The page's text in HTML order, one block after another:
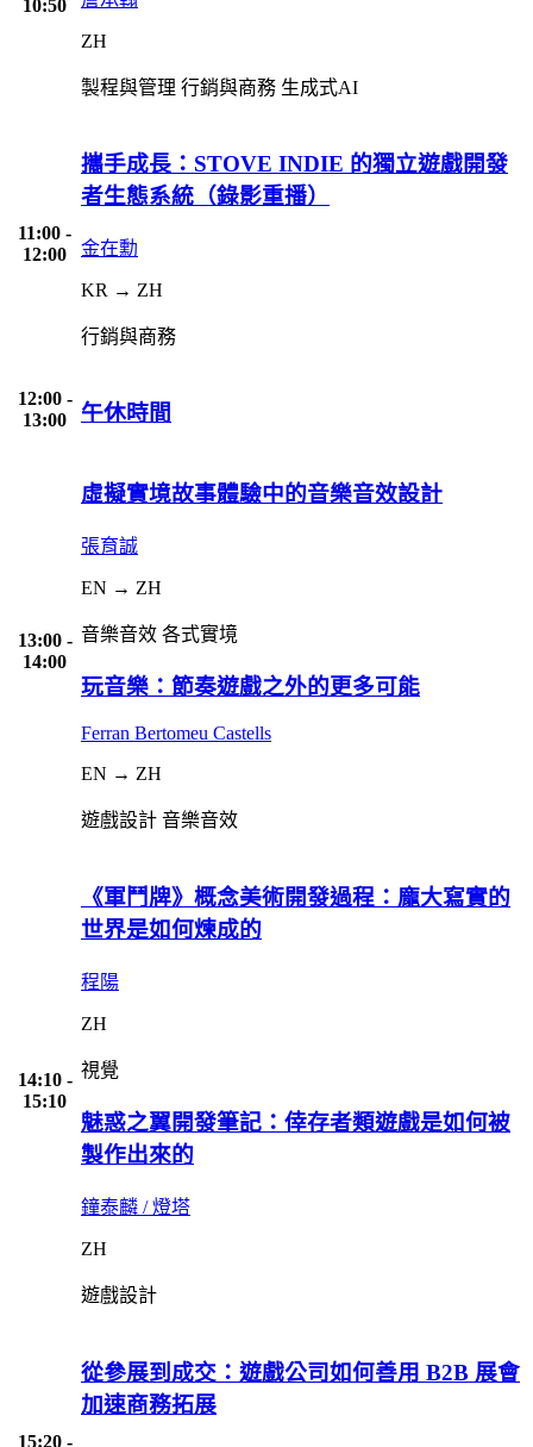
10:50
ZH
製程與管理 行銷與商務 生成式AI
11:00 -
12:00
攜手成長：STOVE INDIE 的獨立遊戲開發
者生態系統（錄影重播）
金在勳
KR → ZH
行銷與商務
12:00 -
13:00
午休時間
13:00 -
14:00
虛擬實境故事體驗中的音樂音效設計
張育誠
EN → ZH
音樂音效 各式實境
玩音樂：節奏遊戲之外的更多可能
Ferran Bertomeu Castells
EN → ZH
遊戲設計 音樂音效
14:10 -
15:10
《軍鬥牌》概念美術開發過程：龐大寫實的
世界是如何煉成的
程陽
ZH
視覺
魅惑之翼開發筆記：倖存者類遊戲是如何被
製作出來的
鐘泰麟 / 燈塔
ZH
遊戲設計
15:20 -
從參展到成交：遊戲公司如何善用 B2B 展會
加速商務拓展